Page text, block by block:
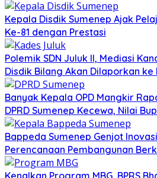
Kepala Disdik Sumenep Ajak
Ke-81 dengan Prestasi
Polemik SDN Juluk II, Mediasi
Disdik Bilang Akan Dilaporkan ke
Banyak Kepala OPD Mangkir
DPRD Sumenep Kecewa, Nilai
Bappeda Sumenep Genjot
Perencanaan Pembangunan